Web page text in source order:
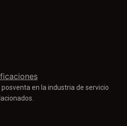
en la industria de servicio